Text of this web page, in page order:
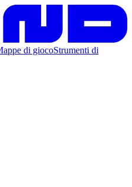
di giocoStrumenti di